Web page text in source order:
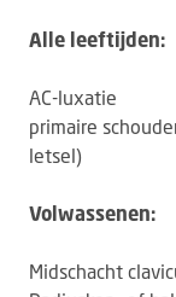
Alle leeftijden:
AC-luxatie
primaire
letsel)
Volwassenen:
Midschacht